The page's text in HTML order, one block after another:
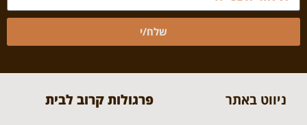
שלח/י
ניווט באתר פרגולות קרוב לבית